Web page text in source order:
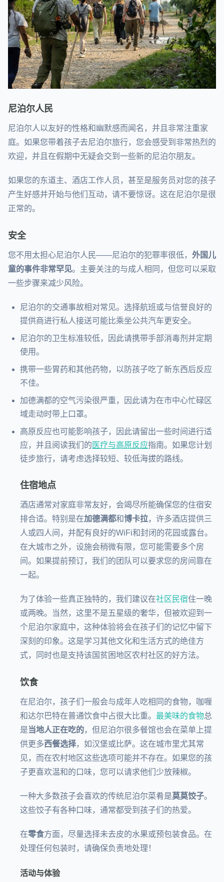
尼泊尔人民
尼泊尔人以友好的性格和幽默感而闻名，并且非常注重家
庭。如果您带着孩子去尼泊尔旅行，您会感受到非常热烈的
欢迎，并且在假期中无疑会交到一些新的尼泊尔朋友。
如果您的东道主、酒店工作人员，甚至是服务员对您的孩子
产生好感并开始与他们互动，请不要惊讶。这在尼泊尔是很
正常的。
安全
您不用太担心尼泊尔人民——尼泊尔的犯罪率很低， 外国儿
童的事件非常罕见。主要关注的与成人相同，但您可以采取
一些步骤来减少风险。
尼泊尔的交通事故相对常见。选择航班或与信誉良好的
提供商进行私人接送可能比乘坐公共汽车更安全。
尼泊尔的卫生标准较低，因此请携带手部消毒剂并定期
使用。
携带一些胃药和其他药物，以防孩子吃了新东西后反应
不佳。
加德满都的空气污染很严重，因此请为在市中心忙碌区
域走动时带上口罩。
高原反应也可能影响孩子，因此请留出一些时间进行适
应，并且阅读我们的 医疗与高原反应指南。如果您计划
徒步旅行，请考虑选择较短、较低海拔的路线。
住宿地点
酒店通常对家庭非常友好，会竭尽所能确保您的住宿安
排合适。特别是在加德满都和博卡拉，许多酒店提供三
人或四人间，并配有良好的WiFi和封闭的花园或露台。
在大城市之外，设施会稍微有限，您可能需要多个房
间。如果提前预订，我们的团队可以要求您的房间靠在
一起。
为了体验一些真正独特的，我们建议在社区民宿住一晚
或两晚。当然，这里不是五星级的奢华，但被欢迎到一
个尼泊尔家庭中，这种体验将会在孩子们的记忆中留下
深刻的印象。这是学习其他文化和生活方式的绝佳方
式，同时也是支持该国贫困地区农村社区的好方法。
饮食
在尼泊尔，孩子们一般会与成年人吃相同的食物，咖喱
和达尔巴特在普通饮食中占很大比重。 最美味的食物总
是当地人正在吃的，但尼泊尔很多餐馆也会在菜单上提
供更多西餐选择，如汉堡或比萨。这在城市里尤其常
见，而在农村地区这些选项可能并不存在。如果您的孩
子更喜欢温和的口味，您可以请求他们少放辣椒。
一种大多数孩子会喜欢的传统尼泊尔菜肴是莫莫饺子。
这些饺子有各种口味，通常都受到孩子们的热爱。
在零食方面，尽量选择未去皮的水果或预包装食品。在
处理任何包装时，请确保负责地处理！
活动与体验